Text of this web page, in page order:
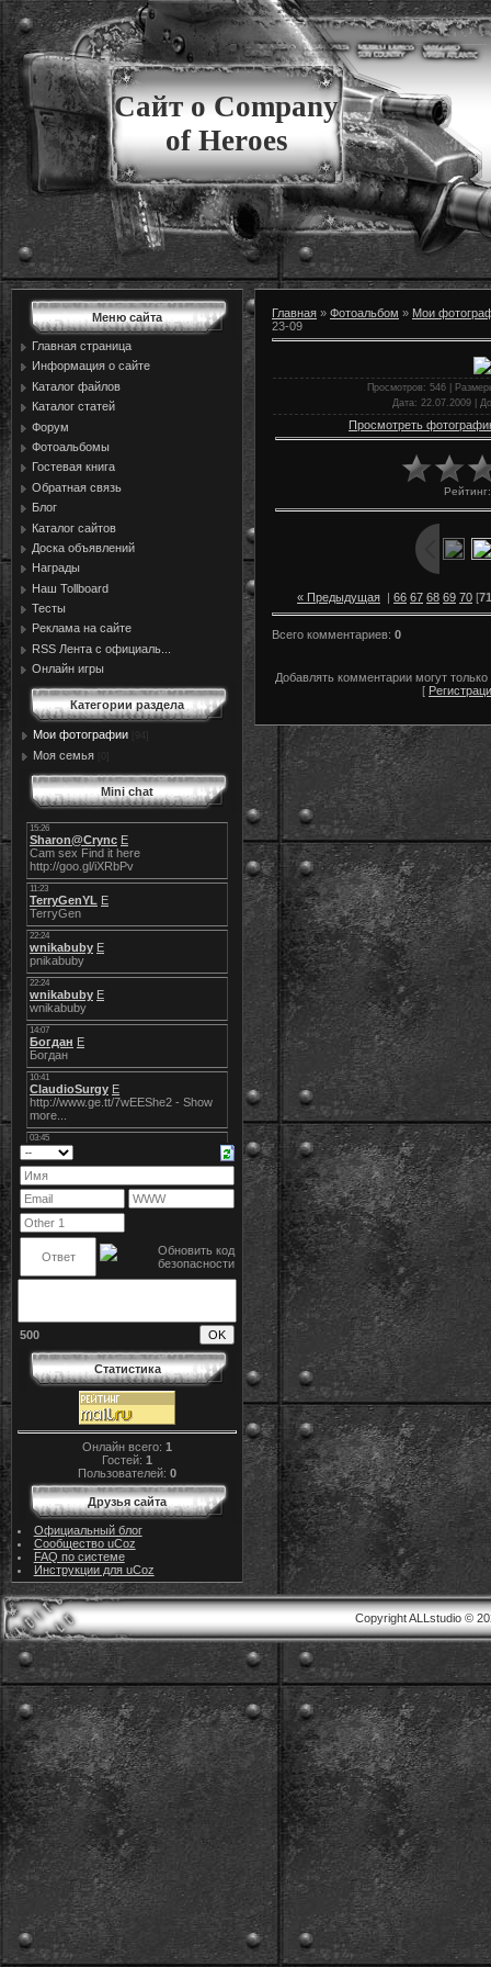
Сайт о Company
of Heroes
Меню сайта
Главная страница
Информация о сайте
Каталог файлов
Каталог статей
Форум
Фотоальбомы
Гостевая книга
Обратная связь
Блог
Каталог сайтов
Доска объявлений
Награды
Наш Tollboard
Тесты
Реклама на сайте
RSS Лента с официаль...
Онлайн игры
Категории раздела
Мои фотографии
Моя семья
Mini chat
500
Статистика
Онлайн всего: 1
Гостей: 1
Пользователей: 0
Друзья сайта
Официальный блог
Сообщество uCoz
FAQ по системе
Инструкции для uCoz
Главная » Фотоальбом » Мои
23-09
Просмотров: 546 |
Дата: 22.07.2009 |
Просмотреть
Рейтинг
« Предыдущая | 66 67 68 69 70 [71
Всего комментариев: 0
Добавлять комментарии могут
[
Copyright ALLstudio ©